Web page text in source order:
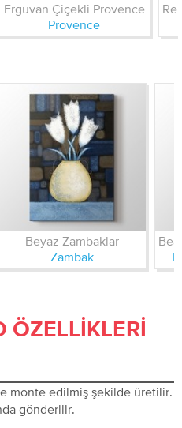
Erguvan Çiçekli Provence
Provence
Beyaz Zambaklar
Zambak
ÖZELLIKLERI
monte edilmiş şekilde üretilir.
gönderilir.